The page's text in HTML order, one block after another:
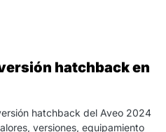
hatchback en
hatchback del Aveo 2024
versiones, equipamiento